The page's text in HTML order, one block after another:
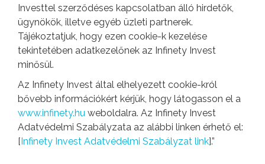
Investtel szerződéses kapcsolatban álló hirdetők,
ügynökök, illetve egyéb üzleti partnerek.
Tájékoztatjuk, hogy ezen cookie-k kezelése
tekintetében adatkezelőnek az Infinety Invest
minősül.
Az Infinety Invest által elhelyezett cookie-król
bővebb információkért kérjük, hogy látogasson el a
www.infinety.hu weboldalra. Az Infinety Invest
Adatvédelmi Szabályzata az alábbi linken érhető el:
[Infinety Invest Adatvédelmi Szabályzat link].”